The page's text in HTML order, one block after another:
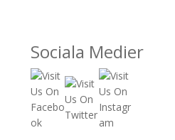
Sociala Medier